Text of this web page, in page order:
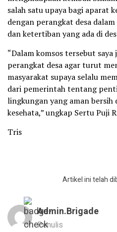
salah satu upaya bagi aparat
dengan perangkat desa
dan ketertiban yang ada di
“Dalam komsos tersebut
perangkat desa agar turut
masyarakat supaya selalu
dari pemerintah tentang
lingkungan yang aman bersih
kesehata,” ungkap Sertu Puji
Tris
Artikel ini telah
Admin.brigade
Penulis